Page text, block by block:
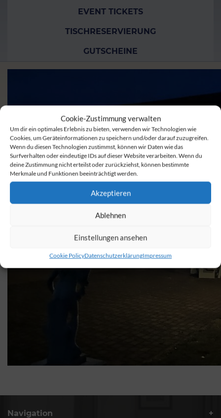
Cookie-Zustimmung verwalten
Um dir ein optimales Erlebnis zu bieten, verwenden wir Technologien wie
Cookies, um Geräteinformationen zu speichern und/oder darauf zuzugreifen.
Wenn du diesen Technologien zustimmst, können wir Daten wie das
Surfverhalten oder eindeutige IDs auf dieser Website verarbeiten. Wenn du
deine Zustimmung nicht erteilst oder zurückziehst, können bestimmte
Merkmale und Funktionen beeinträchtigt werden.
Akzeptieren
Ablehnen
Einstellungen ansehen
Cookie PolicyDatenschutzerklärungImpressum
EVENT TICKETS
TISCHRESERVIERUNG
GUTSCHEINE
Navigation